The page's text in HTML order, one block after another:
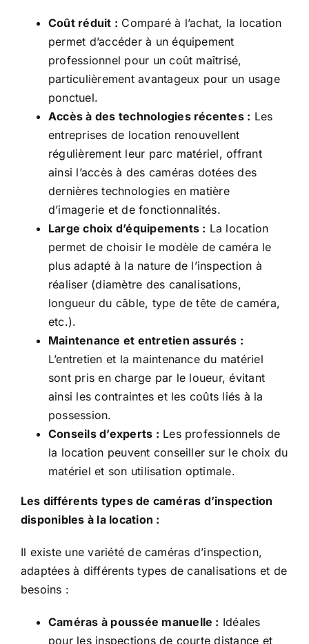
Coût réduit : Comparé à l’achat, la location
permet d’accéder à un équipement
professionnel pour un coût maîtrisé,
particulièrement avantageux pour un usage
ponctuel.
Accès à des technologies récentes : Les
entreprises de location renouvellent
régulièrement leur parc matériel, offrant
ainsi l’accès à des caméras dotées des
dernières technologies en matière
d’imagerie et de fonctionnalités.
Large choix d’équipements : La location
permet de choisir le modèle de caméra le
plus adapté à la nature de l’inspection à
réaliser (diamètre des canalisations,
longueur du câble, type de tête de caméra,
etc.).
Maintenance et entretien assurés :
L’entretien et la maintenance du matériel
sont pris en charge par le loueur, évitant
ainsi les contraintes et les coûts liés à la
possession.
Conseils d’experts : Les professionnels de
la location peuvent conseiller sur le choix du
matériel et son utilisation optimale.
Les différents types de caméras d’inspection
disponibles à la location :
Il existe une variété de caméras d’inspection,
adaptées à différents types de canalisations et de
besoins :
Caméras à poussée manuelle : Idéales
pour les inspections de courte distance et